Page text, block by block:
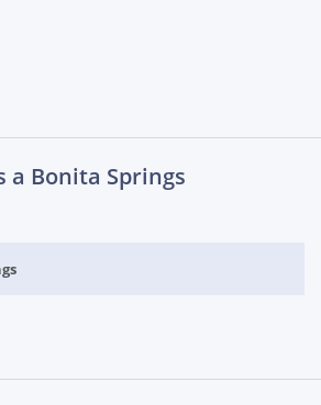
a Bonita Springs